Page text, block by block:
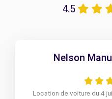
4.5
Nelson
Location de voiture du 4